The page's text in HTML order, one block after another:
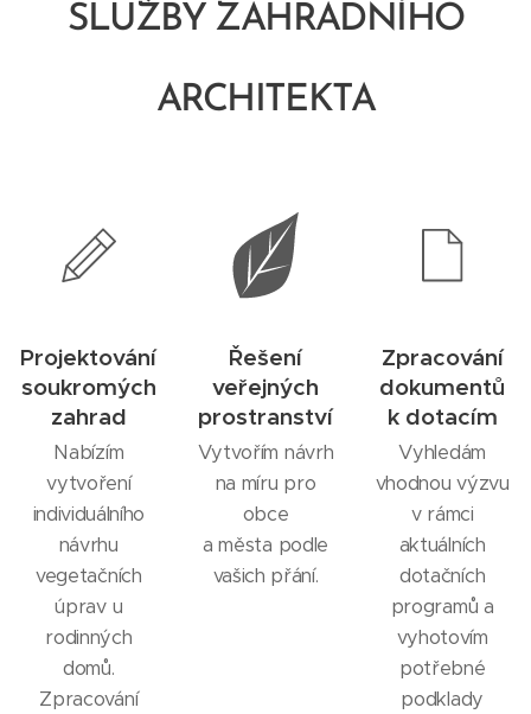
SLUŽBY ZAHRADNÍHO
ARCHITEKTA
Projektování
soukromých
zahrad
Nabízím
vytvoření
individuálního
návrhu
vegetačních
úprav u
rodinných
domů.
Zpracování
Řešení
veřejných
prostranství
Vytvořím návrh
na míru pro
obce
a města podle
vašich přání.
Zpracování
dokumentů
k dotacím
Vyhledám
vhodnou výzvu
v rámci
aktuálních
dotačních
programů a
vyhotovím
potřebné
podklady